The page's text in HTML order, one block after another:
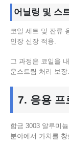
어닐링 및 스
코일 세트 및 잔류
인장 신장 적용.
그 과정은 코일을
운스트림 처리 보장.
7. 응용 프
합금 3003 알루미
분야에서 가치를 창